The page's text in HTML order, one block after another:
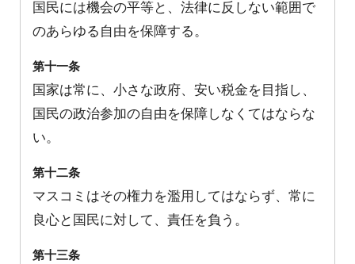
国民には機会の平等と、法律に反しない範囲で
のあらゆる自由を保障する。
第十一条
国家は常に、小さな政府、安い税金を目指し、
国民の政治参加の自由を保障しなくてはならな
い。
第十二条
マスコミはその権力を濫用してはならず、常に
良心と国民に対して、責任を負う。
第十三条